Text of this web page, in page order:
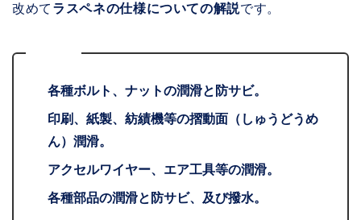
改めて ラスペネの仕様についての解説です。
各種ボルト、ナットの潤滑と防サビ。
印刷、紙製、紡績機等の摺動面（しゅうどうめ
ん）潤滑。
アクセルワイヤー、エア工具等の潤滑。
各種部品の潤滑と防サビ、及び撥水。